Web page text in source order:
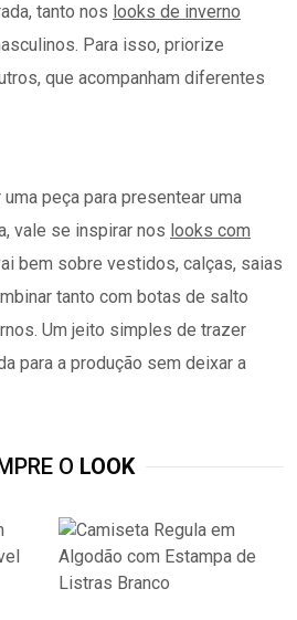
tanto nos looks de inverno
Para isso, priorize
que acompanham diferentes
peça para presentear uma
vale se inspirar nos looks com
bem sobre vestidos, calças, saias
tanto com botas de salto
Um jeito simples de trazer
para a produção sem deixar a
O LOOK